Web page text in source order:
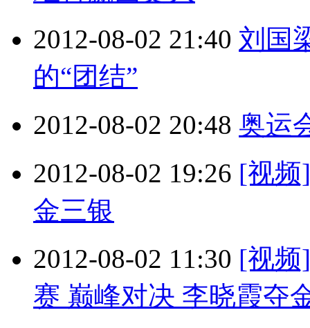
2012-08-02 21:40 刘国
的“团结”
2012-08-02 20:48 奥运
2012-08-02 19:26 [视频
金三银
2012-08-02 11:30 [视频
赛 巅峰对决 李晓霞夺